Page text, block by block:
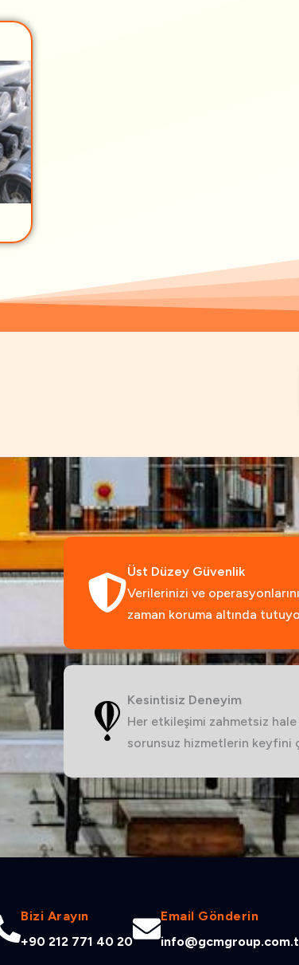
Üst Düzey Güvenlik
Verilerinizi ve
zaman koruma altında
Kesintisiz Deneyim
Her etkileşimi zahmetsiz
sorunsuz hizmetlerin keyfini
Bizi Arayın
+90 212 771 40 20
Email Gönderin